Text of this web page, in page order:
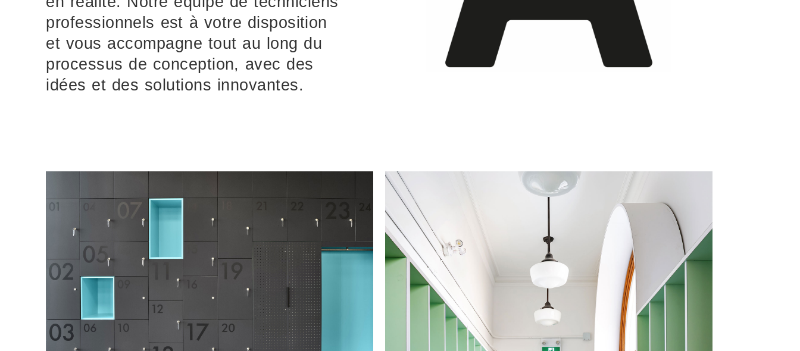
professionnels est à votre disposition
et vous accompagne tout au long du
processus de conception, avec des
idées et des solutions innovantes.